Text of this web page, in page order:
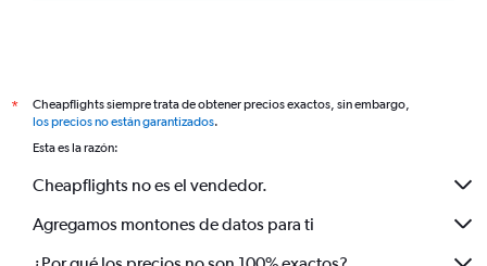
*
Cheapflights siempre trata de obtener precios exactos, sin embargo,
los precios no están garantizados.
Esta es la razón:
Cheapflights no es el vendedor.
Agregamos montones de datos para ti